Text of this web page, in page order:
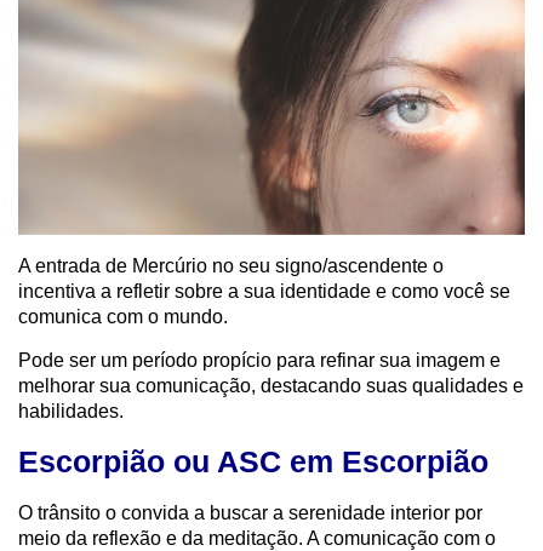
A entrada de Mercúrio no seu signo/ascendente o
incentiva a refletir sobre a sua identidade e como você se
comunica com o mundo.
Pode ser um período propício para refinar sua imagem e
melhorar sua comunicação, destacando suas qualidades e
habilidades.
Escorpião ou ASC em Escorpião
O trânsito o convida a buscar a serenidade interior por
meio da reflexão e da meditação. A comunicação com o